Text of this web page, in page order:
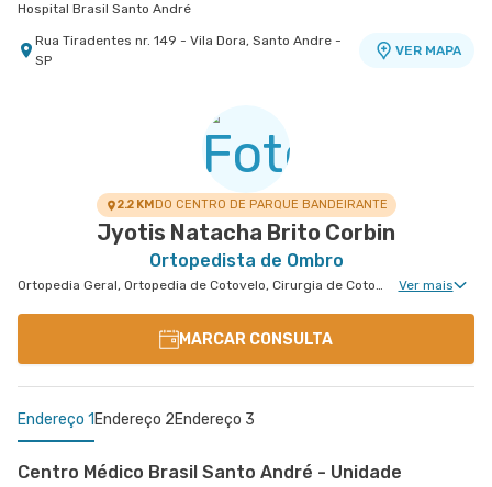
Hospital Brasil Santo André
Rua Tiradentes nr. 149 - Vila Dora, Santo Andre -
SP
VER MAPA
Rua Fernando Falcao nr. 1222 - Mooca, Sao Paulo
Avenida Tiradentes nr. 1803 Centro Medico 10°
Andar - Jardim Guarulhos, Guarulhos - SP
2.2 KMDO CENTRO DE PARQUE BANDEIRANTE
Jyotis Natacha Brito Corbin
Ortopedista de Ombro
Ortopedia Geral, Ortopedia de Cotovelo, Cirurgia de Cotovelo, Cirurgia de Ombro Ver mais
MARCAR CONSULTA
Endereço 1 Endereço 2Endereço 3
Centro Médico Brasil Santo André - Unidade